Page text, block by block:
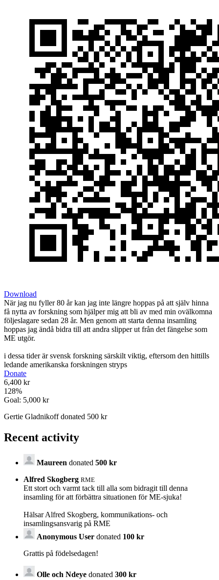
Download
När jag nu fyller 80 år kan jag inte längre hoppas på att själv hinna
få nytta av forskning som hjälper mig att bli av med min ovälkomna
följeslagare sedan 28 år. Men genom att starta denna insamling
hoppas jag ändå bidra till att andra slipper ut från det fängelse som
ME utgör.
i dessa tider är svensk forskning särskilt viktig, eftersom den hittills
ledande amerikanska forskningen stryps
Donate
6,400 kr
128%
Goal: 5,000 kr
Gertie Gladnikoff donated 500 kr
Recent activity
Maureen donated 500 kr
Alfred Skogberg RME
Ett stort och varmt tack till alla som bidragit till denna
insamling för att förbättra situationen för ME-sjuka!
Hälsar Alfred Skogberg, kommunikations- och
insamlingsansvarig på RME
Anonymous User donated 100 kr
Grattis på födelsedagen!
Olle och Ndeye donated 300 kr